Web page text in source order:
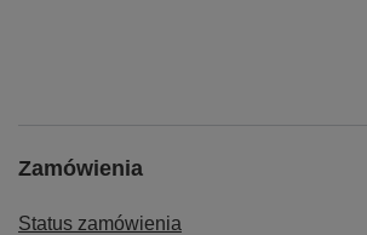
Zamówienia
Status zamówienia